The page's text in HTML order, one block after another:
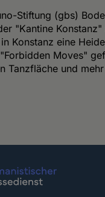
Stiftung (gbs)
"Kantine
Konstanz eine
Moves"
Tanzfläche und